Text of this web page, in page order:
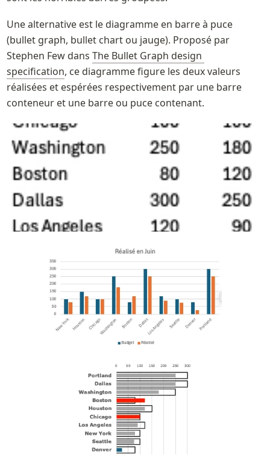
Une alternative est le diagramme en barre à puce
(bullet graph, bullet chart ou jauge). Proposé par
Stephen Few dans The Bullet Graph design
specification, ce diagramme figure les deux valeurs
réalisées et espérées respectivement par une barre
conteneur et une barre ou puce contenant.